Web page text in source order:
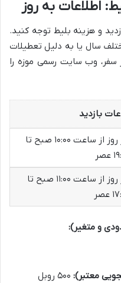
اطلاعات به روز
و هزینه بلیط توجه کنید.
سال یا به دلیل تعطیلات
سفر، وب سایت رسمی موزه را
بازدید
هر روز از ساعت ۱۰:۰۰ صبح تا
هر روز از ساعت ۱۱:۰۰ صبح تا
عصر
و متغیر):
معتبر):